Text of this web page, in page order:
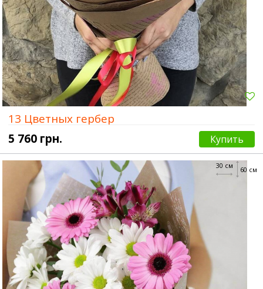
13 Цветных гербер
5 760 грн.
Купить
60 см
30 см